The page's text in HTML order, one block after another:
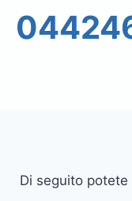
Di seguito